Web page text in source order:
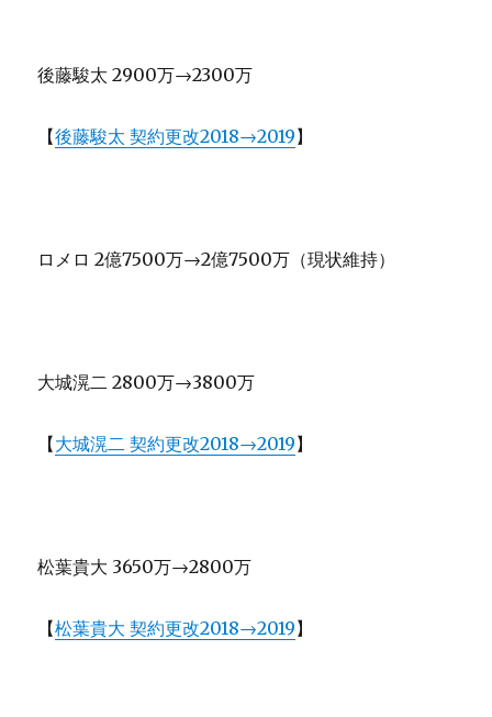
後藤駿太 2900万→2300万
【後藤駿太 契約更改2018→2019】
ロメロ 2億7500万→2億7500万（現状維持）
大城滉二 2800万→3800万
【大城滉二 契約更改2018→2019】
松葉貴大 3650万→2800万
【松葉貴大 契約更改2018→2019】